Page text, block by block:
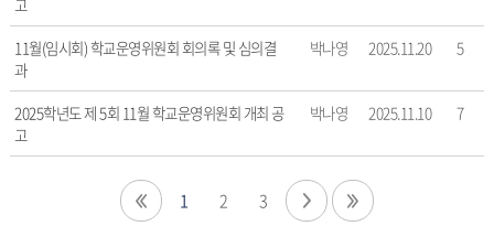
록
일,
조
회
수
정
보
고
11월(임시회) 학교운영위원회 회의록 및 심의결
과
박나영 2025.11.20 5
2025학년도 제 5회 11월 학교운영위원회 개최 공
고
박나영 2025.11.10 7
1 2 3